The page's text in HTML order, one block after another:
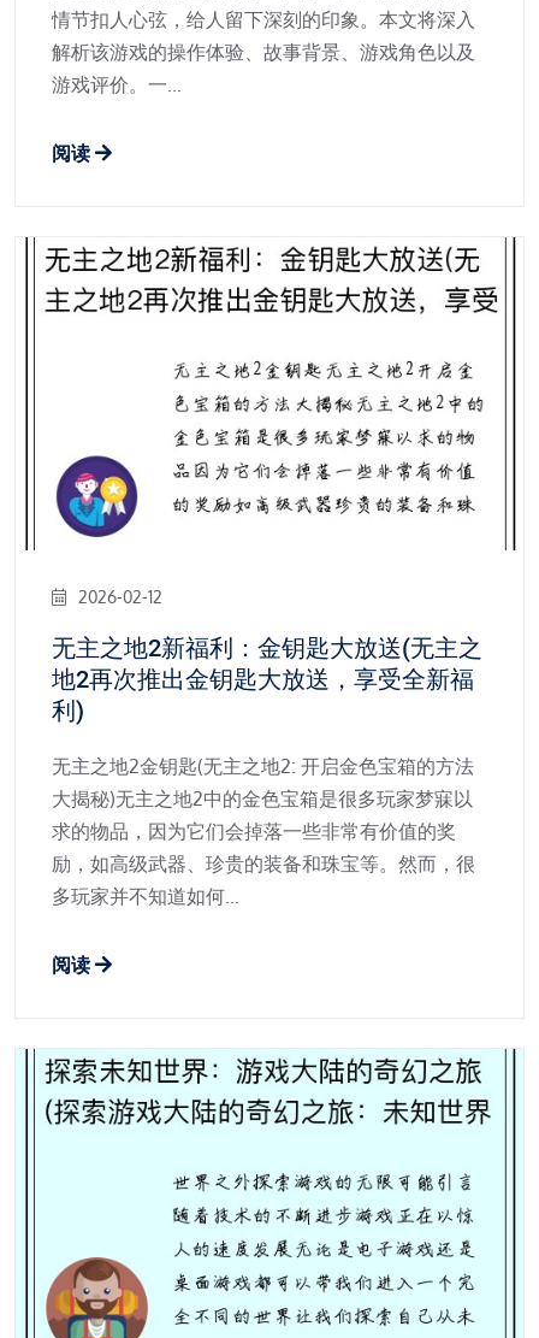
情节扣人心弦，给人留下深刻的印象。本文将深入
解析该游戏的操作体验、故事背景、游戏角色以及
游戏评价。一...
阅读
2026-02-12
无主之地2新福利：金钥匙大放送(无主之
地2再次推出金钥匙大放送，享受全新福
利)
无主之地2金钥匙(无主之地2: 开启金色宝箱的方法
大揭秘)无主之地2中的金色宝箱是很多玩家梦寐以
求的物品，因为它们会掉落一些非常有价值的奖
励，如高级武器、珍贵的装备和珠宝等。然而，很
多玩家并不知道如何...
阅读